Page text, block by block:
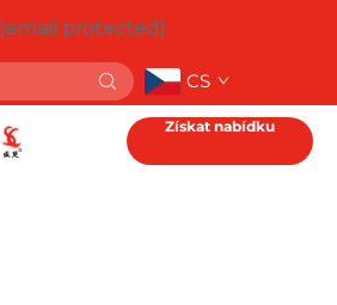
[email protected]
CS
Získat nabídku